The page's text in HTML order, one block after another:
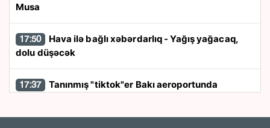
Musa
17:50
dolu düşəcək
17:37